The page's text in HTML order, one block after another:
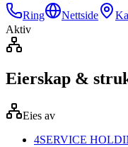
Ring
Nettside
Aktiv
Eierskap &
Eies av
4SERVICE